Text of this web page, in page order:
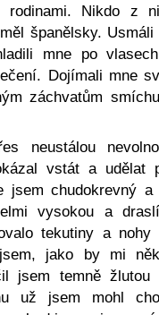
Nikdo z
španělsky. Usmáli
mne po
Dojímali mne
záchvatům
neustálou
vstát a udělat
jsem chudokrevný a
vysokou a
tekutiny a nohy
jako by mi
jsem temně žlutou
už jsem mohl